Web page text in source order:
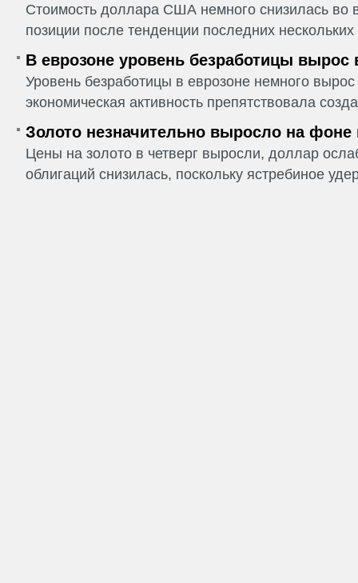
Стоимость доллара США немного снизилась во
позиции после тенденции последних
В еврозоне уровень безработицы вырос
Уровень безработицы в еврозоне немного
экономическая активность препятствовала
Золото незначительно выросло на фоне
Цены на золото в четверг выросли, доллар
облигаций снизилась, поскольку ястребиное